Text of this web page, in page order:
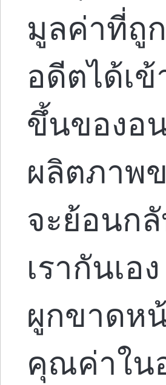
มูลค่าที่ถู
อดีตได้เ
ขึ้นของอ
ผลิตภาพ
จะย้อนก
เรากันเอ
ผูกขาดห
คุณค่าใน